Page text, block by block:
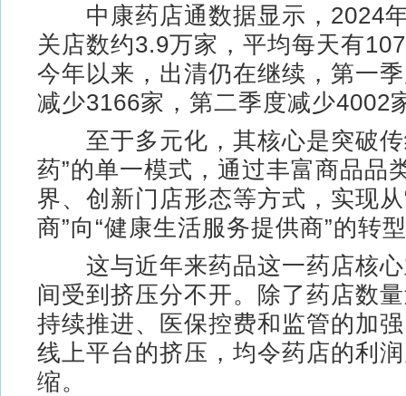
中康药店通数据显示，2024
关店数约3.9万家，平均每天有
今年以来，出清仍在继续，第一
减少3166家，第二季度减少4002
至于多元化，其核心是突破传
药”的单一模式，通过丰富商品品
界、创新门店形态等方式，实现
商”向“健康生活服务提供商”的转
这与近年来药品这一药店核心
间受到挤压分不开。除了药店数
持续推进、医保控费和监管的加
线上平台的挤压，均令药店的利
缩。